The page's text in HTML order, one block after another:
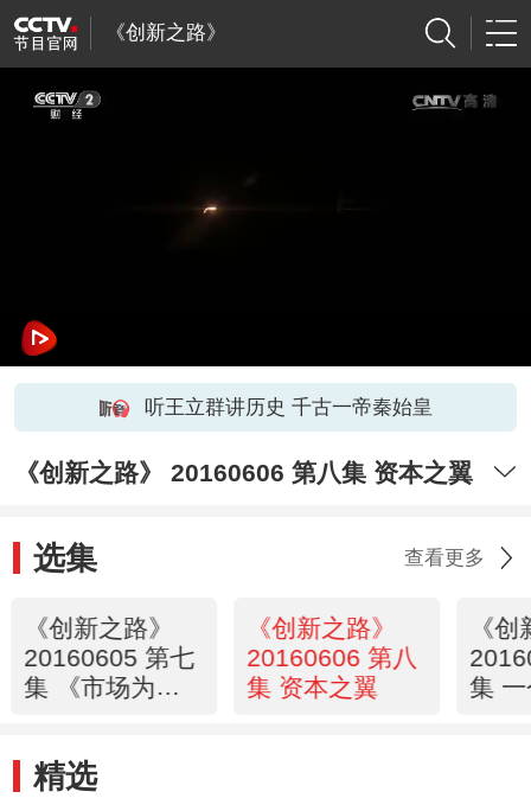
《创新之路》
听王立群讲历史 千古一帝秦始皇
《创新之路》 20160606 第八集 资本之翼
选集 查看更多
《创新之路》
20160605 第七
集 《市场为
《创新之路》
20160606 第八
集 资本之翼
《
集
精选